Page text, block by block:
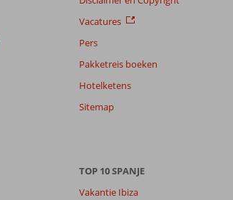
Vacatures
Pers
Pakketreis boeken
Hotelketens
Sitemap
TOP 10 SPANJE
Vakantie Ibiza